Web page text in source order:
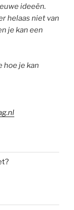
ideeën.
helaas niet van
je kan een
hoe je kan